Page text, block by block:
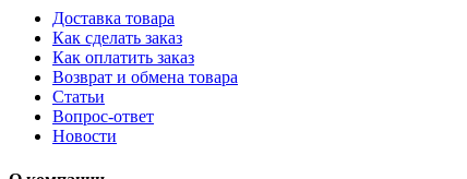
Доставка товара
Как сделать заказ
Как оплатить заказ
Возврат и обмена товара
Статьи
Вопрос-ответ
Новости